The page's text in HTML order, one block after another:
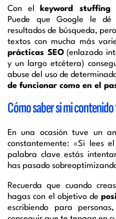
Con el keyword stuffing
Puede que Google le
resultados de búsqueda,
textos con mucha más
prácticas SEO(enlazado
y un largo etcétera)
abuse del uso de
de funcionar como en el
Cómo saber si mi
En una ocasión tuve un
constantemente: «Si lees
palabra clave estás
has pasado
Recuerda que cuando
hagas con el objetivo de
escribiendo para